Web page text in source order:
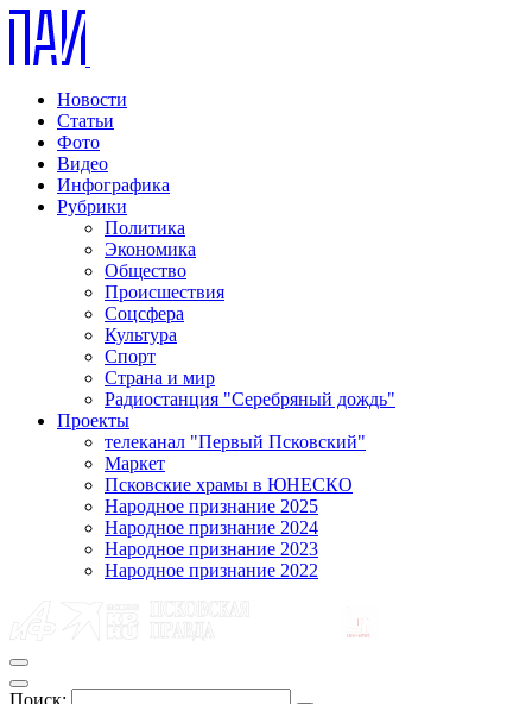
Новости
Статьи
Фото
Видео
Инфографика
Рубрики
Политика
Экономика
Общество
Происшествия
Соцсфера
Культура
Спорт
Страна и мир
Радиостанция "Серебряный дождь"
Проекты
телеканал "Первый Псковский"
Маркет
Псковские храмы в ЮНЕСКО
Народное признание 2025
Народное признание 2024
Народное признание 2023
Народное признание 2022
Поиск: